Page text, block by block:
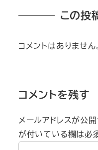
この投
コメントはありません
コメントを残す
メールアドレスが公
が付いている欄は必